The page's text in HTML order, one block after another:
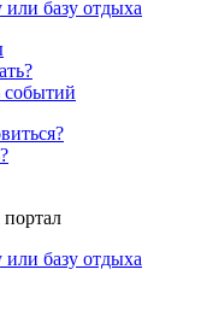
или базу отдыха
событий
или базу отдыха